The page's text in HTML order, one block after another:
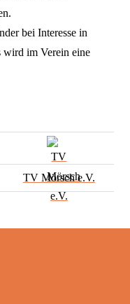
bei Interesse in
wird im Verein eine
TV Mörsch e.V.